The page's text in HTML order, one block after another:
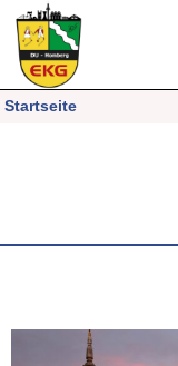
Startseite